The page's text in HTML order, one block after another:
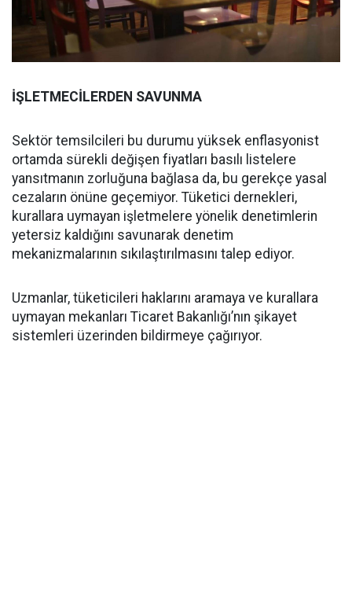
İŞLETMECİLERDEN SAVUNMA
Sektör temsilcileri bu durumu yüksek enflasyonist
ortamda sürekli değişen fiyatları basılı listelere
yansıtmanın zorluğuna bağlasa da, bu gerekçe yasal
cezaların önüne geçemiyor. Tüketici dernekleri,
kurallara uymayan işletmelere yönelik denetimlerin
yetersiz kaldığını savunarak denetim
mekanizmalarının sıkılaştırılmasını talep ediyor.
Uzmanlar, tüketicileri haklarını aramaya ve kurallara
uymayan mekanları Ticaret Bakanlığı’nın şikayet
sistemleri üzerinden bildirmeye çağırıyor.